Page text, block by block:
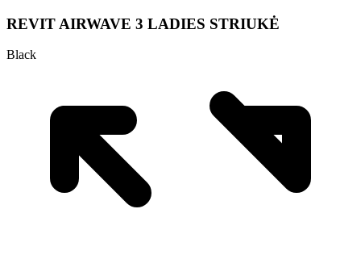
REVIT AIRWAVE 3 LADIES STRIUKĖ
Black